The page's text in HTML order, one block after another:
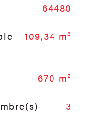
64480
109,34 m²
670 m²
3